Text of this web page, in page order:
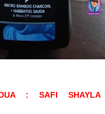
: SAFI SHAYLA